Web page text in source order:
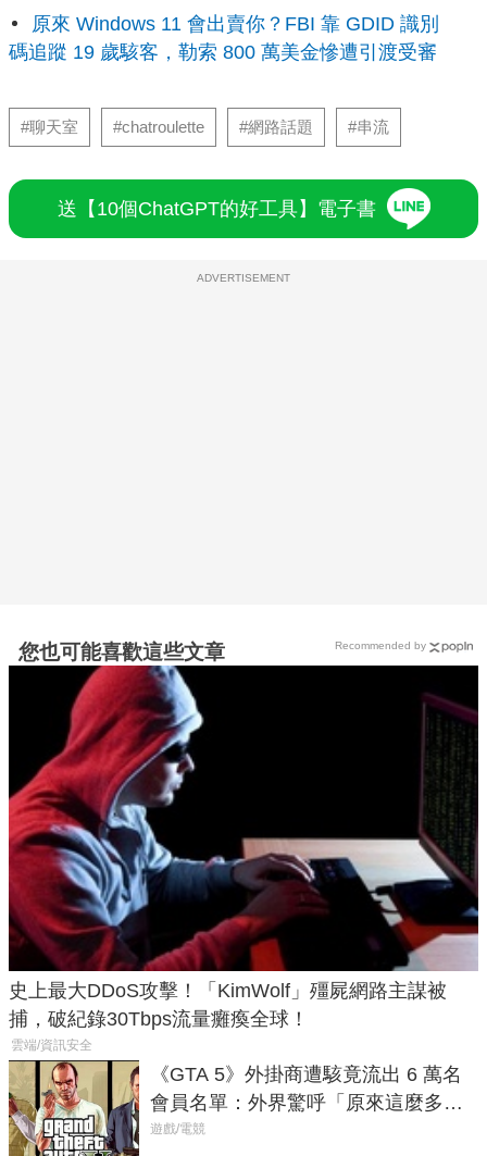
原來 Windows 11 會出賣你？FBI 靠 GDID 識別
碼追蹤 19 歲駭客，勒索 800 萬美金慘遭引渡受審
#聊天室 #chatroulette #網路話題 #串流
送【10個ChatGPT的好工具】電子書
ADVERTISEMENT
您也可能喜歡這些文章
史上最大DDoS攻擊！「KimWolf」殭屍網路主謀被
捕，破紀錄30Tbps流量癱瘓全球！
雲端/資訊安全
《GTA 5》外掛商遭駭竟流出 6 萬名
會員名單：外界驚呼「原來這麼多人
在開掛！」
遊戲/電競
Recommended by